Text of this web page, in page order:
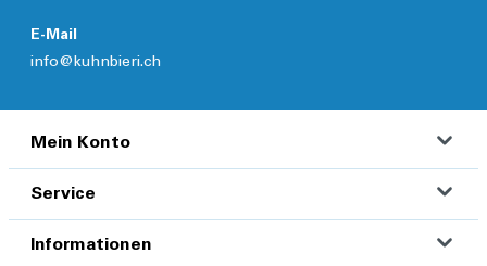
E-Mail
info@kuhnbieri.ch
Mein Konto
Service
Informationen